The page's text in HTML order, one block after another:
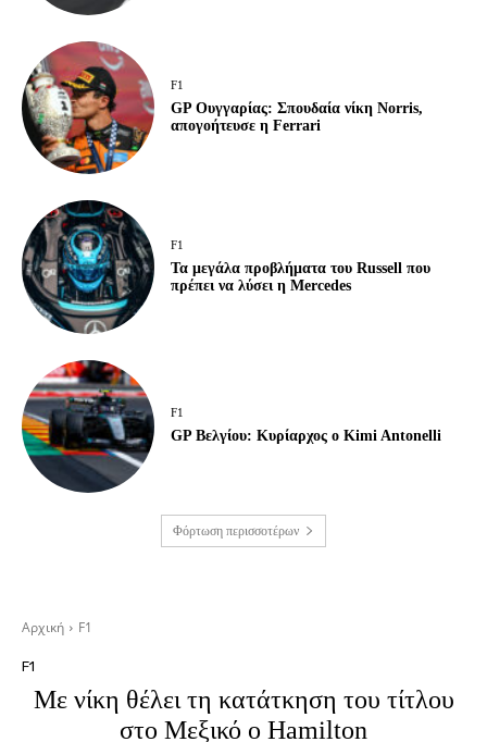
F1
GP Ουγγαρίας: Σπουδαία νίκη Norris,
απογοήτευσε η Ferrari
F1
Τα μεγάλα προβλήματα του Russell που
πρέπει να λύσει η Mercedes
F1
GP Βελγίου: Κυρίαρχος ο Kimi Antonelli
Φόρτωση περισσοτέρων